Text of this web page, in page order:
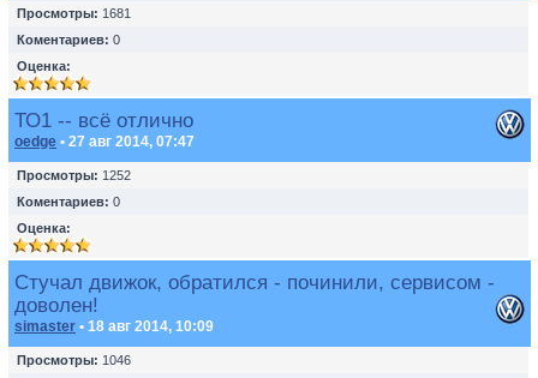
Просмотры: 1681
Коментариев: 0
Оценка:
ТО1 -- всё отлично
oedge • 27 авг 2014, 07:47
Просмотры: 1252
Коментариев: 0
Оценка:
Стучал движок, обратился - починили, сервисом -
доволен!
simaster • 18 авг 2014, 10:09
Просмотры: 1046